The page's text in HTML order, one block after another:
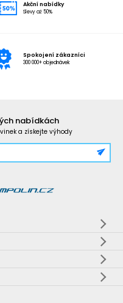
Akční nabídky
Slevy až 50%
Spokojení zákazníci
300 000+ objednávek
nabídkách
a získejte výhody